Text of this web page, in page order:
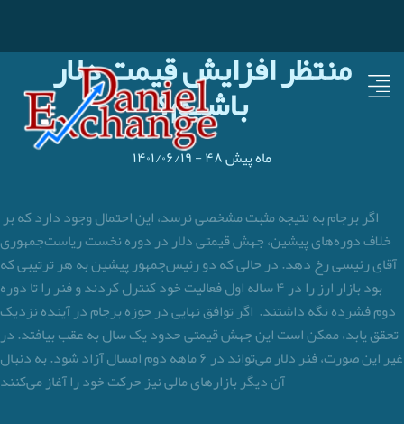
منتظر افزایش قیمت دلار
باشیم؟
۱۴۰۱/۰۶/۱۹- ۴۸ ماه پیش
خلاف دوره‌های پیشین، جهش قیمتی دلار در دوره نخست ریاست‌جمهوری
آقای رئیسی رخ دهد. در حالی که دو رئیس‌جمهور پیشین به هر ترتیبی که
بود بازار ارز را در ۴ ساله اول فعالیت خود کنترل کردند و فنر را تا دوره
دوم فشرده نگه داشتند. اگر توافق نهایی در حوزه برجام در آینده نزدیک
تحقق یابد، ممکن است این جهش قیمتی حدود یک سال به عقب بیافتد. در
غیر این صورت، فنر دلار می‌تواند در ۶ ماهه دوم امسال آزاد شود. به دنبال
آن دیگر بازارهای مالی نیز حرکت خود را آغاز می‌کنند